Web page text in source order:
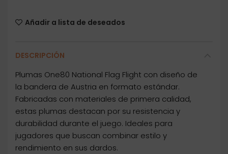
Añadir a lista de deseados
DESCRIPCIÓN
Plumas One80 National Flag Flight con diseño de
la bandera de Austria en formato estándar.
Fabricadas con materiales de primera calidad,
estas plumas destacan por su resistencia y
durabilidad durante el juego. Ideales para
jugadores que buscan combinar estilo y
rendimiento en sus dardos.